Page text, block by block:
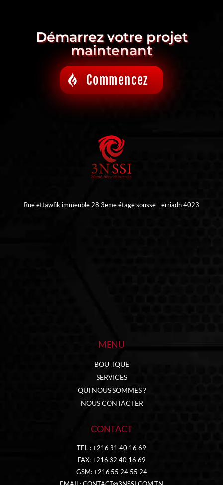
Démarrez votre projet
maintenant
Commencez
Rue ettawfik immeuble 28 3eme étage sousse - erriadh 4023
MENU
BOUTIQUE
SERVICES
QUI NOUS SOMMES ?
NOUS CONTACTER
CONTACT
TEL : +216 31 40 16 69
FAX: +216 32 40 16 69
GSM: +216 55 24 55 24
EMAIL:CONTACT@3NSSI.COM.TN